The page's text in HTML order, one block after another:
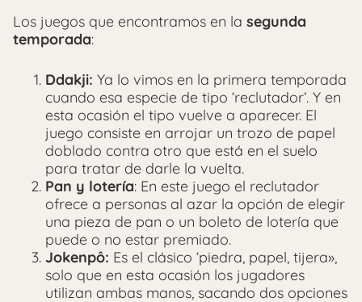
Los juegos que encontramos en la segunda
temporada:
Ddakji: Ya lo vimos en la primera temporada
cuando esa especie de tipo ‘reclutador’. Y en
esta ocasión el tipo vuelve a aparecer. El
juego consiste en arrojar un trozo de papel
doblado contra otro que está en el suelo
para tratar de darle la vuelta.
Pan y lotería: En este juego el reclutador
ofrece a personas al azar la opción de elegir
una pieza de pan o un boleto de lotería que
puede o no estar premiado.
Jokenpô: Es el clásico ‘piedra, papel, tijera»,
solo que en esta ocasión los jugadores
utilizan ambas manos, sacando dos opciones